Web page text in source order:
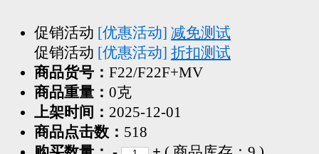
促销活动 [优惠活动] 减免测试
促销活动 [优惠活动] 折扣测试
商品货号： F22/F22F+MV
商品重量： 0克
上架时间： 2025-12-01
商品点击数： 518